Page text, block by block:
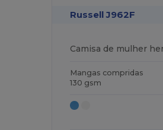
Russell J962F
Mangas compridas
130 gsm